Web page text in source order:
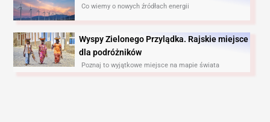
Co wiemy o nowych źródłach energii
Wyspy Zielonego Przylądka. Rajskie miejsce
dla podróżników
Poznaj to wyjątkowe miejsce na mapie świata